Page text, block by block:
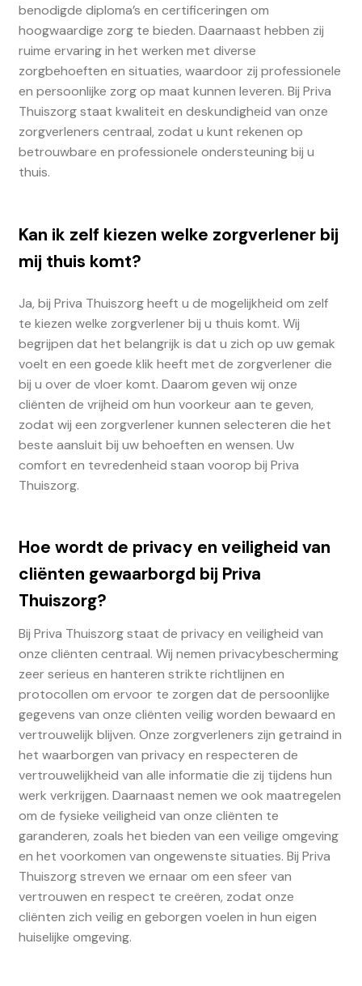
benodigde diploma’s en certificeringen om
hoogwaardige zorg te bieden. Daarnaast hebben zij
ruime ervaring in het werken met diverse
zorgbehoeften en situaties, waardoor zij professionele
en persoonlijke zorg op maat kunnen leveren. Bij Priva
Thuiszorg staat kwaliteit en deskundigheid van onze
zorgverleners centraal, zodat u kunt rekenen op
betrouwbare en professionele ondersteuning bij u
thuis.
Kan ik zelf kiezen welke zorgverlener bij
mij thuis komt?
Ja, bij Priva Thuiszorg heeft u de mogelijkheid om zelf
te kiezen welke zorgverlener bij u thuis komt. Wij
begrijpen dat het belangrijk is dat u zich op uw gemak
voelt en een goede klik heeft met de zorgverlener die
bij u over de vloer komt. Daarom geven wij onze
cliënten de vrijheid om hun voorkeur aan te geven,
zodat wij een zorgverlener kunnen selecteren die het
beste aansluit bij uw behoeften en wensen. Uw
comfort en tevredenheid staan voorop bij Priva
Thuiszorg.
Hoe wordt de privacy en veiligheid van
cliënten gewaarborgd bij Priva
Thuiszorg?
Bij Priva Thuiszorg staat de privacy en veiligheid van
onze cliënten centraal. Wij nemen privacybescherming
zeer serieus en hanteren strikte richtlijnen en
protocollen om ervoor te zorgen dat de persoonlijke
gegevens van onze cliënten veilig worden bewaard en
vertrouwelijk blijven. Onze zorgverleners zijn getraind in
het waarborgen van privacy en respecteren de
vertrouwelijkheid van alle informatie die zij tijdens hun
werk verkrijgen. Daarnaast nemen we ook maatregelen
om de fysieke veiligheid van onze cliënten te
garanderen, zoals het bieden van een veilige omgeving
en het voorkomen van ongewenste situaties. Bij Priva
Thuiszorg streven we ernaar om een sfeer van
vertrouwen en respect te creëren, zodat onze
cliënten zich veilig en geborgen voelen in hun eigen
huiselijke omgeving.